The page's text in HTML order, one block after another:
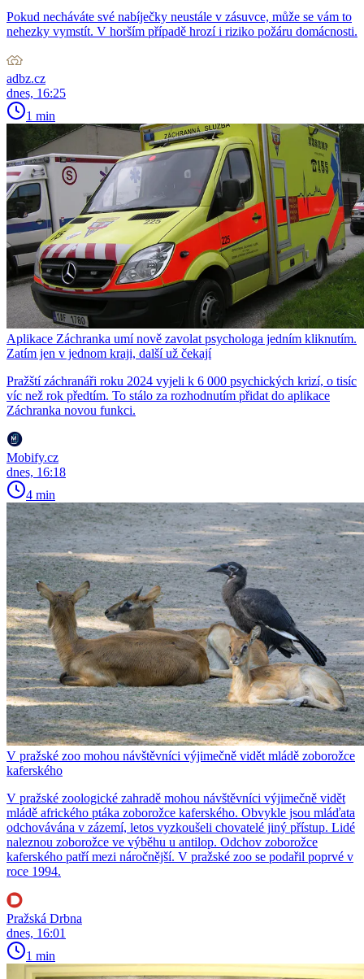
Pokud necháváte své nabíječky neustále v zásuvce, může se vám to
nehezky vymstít. V horším případě hrozí i riziko požáru domácnosti.
adbz.cz
dnes, 16:25
1 min
Aplikace Záchranka umí nově zavolat psychologa jedním kliknutím.
Zatím jen v jednom kraji, další už čekají
Pražští záchranáři roku 2024 vyjeli k 6 000 psychických krizí, o tisíc
víc než rok předtím. To stálo za rozhodnutím přidat do aplikace
Záchranka novou funkci.
Mobify.cz
dnes, 16:18
4 min
V pražské zoo mohou návštěvníci výjimečně vidět mládě zoborožce
kaferského
V pražské zoologické zahradě mohou návštěvníci výjimečně vidět
mládě afrického ptáka zoborožce kaferského. Obvykle jsou mláďata
odchovávána v zázemí, letos vyzkoušeli chovatelé jiný přístup. Lidé
naleznou zoborožce ve výběhu u antilop. Odchov zoborožce
kaferského patří mezi náročnější. V pražské zoo se podařil poprvé v
roce 1994.
Pražská Drbna
dnes, 16:01
1 min